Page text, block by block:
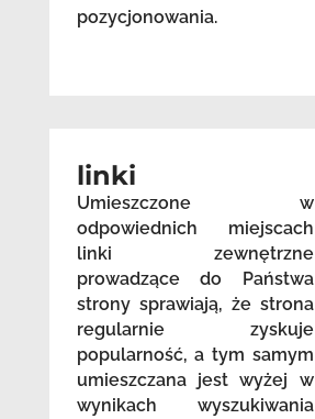
pozycjonowania.
linki
Umieszczone w
odpowiednich miejscach
linki zewnętrzne
prowadzące do Państwa
strony sprawiają, że strona
regularnie zyskuje
popularność, a tym samym
umieszczana jest wyżej w
wynikach wyszukiwania